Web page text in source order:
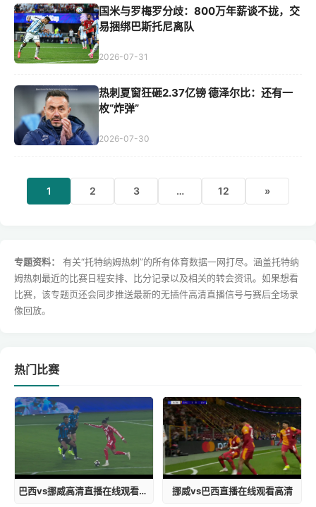
国米与罗梅罗分歧：800万年薪谈不拢，交
易捆绑巴斯托尼离队
2026-07-31
热刺夏窗狂砸2.37亿镑 德泽尔比：还有一
枚“炸弹”
2026-07-30
1 2 3 … 12 »
专题资料：
有关“托特纳姆热刺”的所有体育数据一网打尽。涵盖托特纳
姆热刺最近的比赛日程安排、比分记录以及相关的转会资讯。如果想看
比赛，该专题页还会同步推送最新的无插件高清直播信号与赛后全场录
像回放。
热门比赛
巴西vs挪威高清直播在线观看视频下载 挪威vs巴西直播在线观看高清